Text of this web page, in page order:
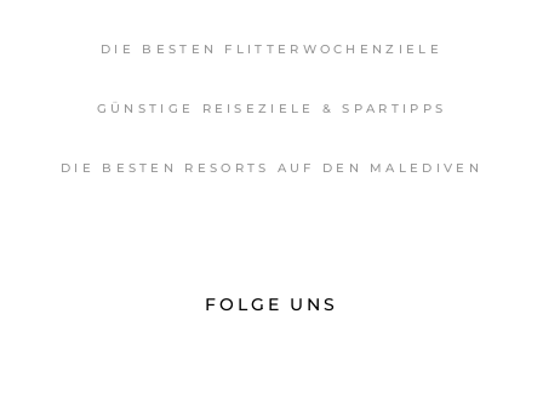
DIE BESTEN FLITTERWOCHENZIELE
GÜNSTIGE REISEZIELE & SPARTIPPS
DIE BESTEN RESORTS AUF DEN MALEDIVEN
FOLGE UNS